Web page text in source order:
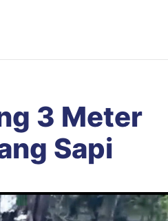
3 Meter
Sapi